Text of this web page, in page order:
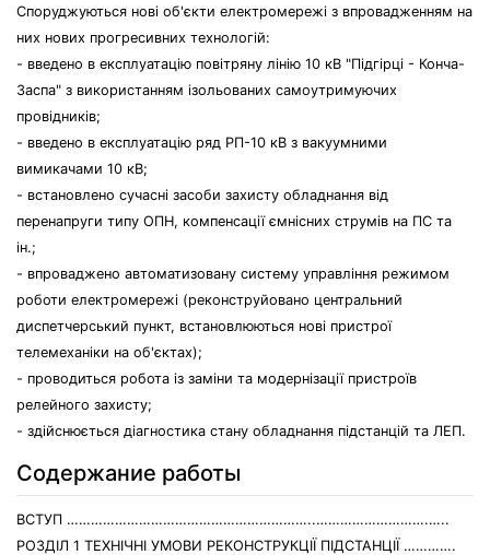
Споруджуються нові об'єкти електромережі з впровадженням на
них нових прогресивних технологій:
- введено в експлуатацію повітряну лінію 10 кВ "Підгірці - Конча-
Заспа" з використанням ізольованих самоутримуючих
провідників;
- введено в експлуатацію ряд РП-10 кВ з вакуумними
вимикачами 10 кВ;
- встановлено сучасні засоби захисту обладнання від
перенапруги типу ОПН, компенсації ємнісних струмів на ПС та
ін.;
- впроваджено автоматизовану систему управління режимом
роботи електромережі (реконструйовано центральний
диспетчерський пункт, встановлюються нові пристрої
телемеханіки на об'єктах);
- проводиться робота із заміни та модернізації пристроїв
релейного захисту;
- здійснюється діагностика стану обладнання підстанцій та ЛЕП.
Содержание работы
ВСТУП ……………………………………………………..……………………….…..
РОЗДІЛ 1 ТЕХНІЧНІ УМОВИ РЕКОНСТРУКЦІЇ ПІДСТАНЦІЇ ………….